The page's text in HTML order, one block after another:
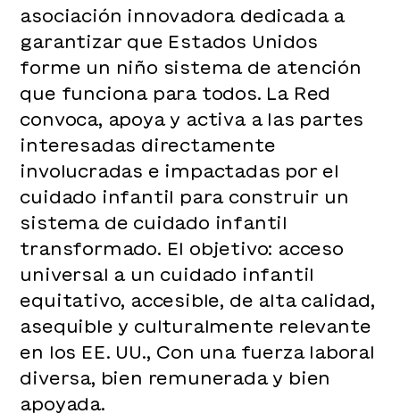
asociación innovadora dedicada a
garantizar que Estados Unidos
forme un niño sistema de atención
que funciona para todos. La Red
convoca, apoya y activa a las partes
interesadas directamente
involucradas e impactadas por el
cuidado infantil para construir un
sistema de cuidado infantil
transformado. El objetivo: acceso
universal a un cuidado infantil
equitativo, accesible, de alta calidad,
asequible y culturalmente relevante
en los EE. UU., Con una fuerza laboral
diversa, bien remunerada y bien
apoyada.